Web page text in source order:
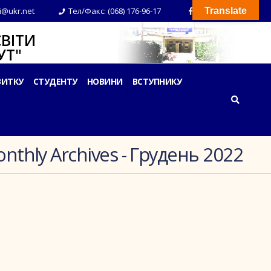
Тел/Факс: (068) 176-96-17
СТУДЕНТУ НОВИНИ ВСТУПНИКУ
Archives - Грудень 2022
Translate